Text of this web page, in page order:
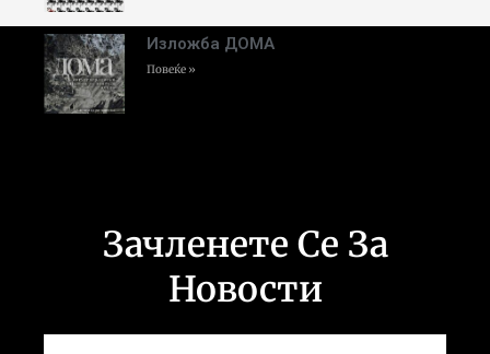
Изложба ДОМА
Повеќе »
Зачленете Се За
Новости